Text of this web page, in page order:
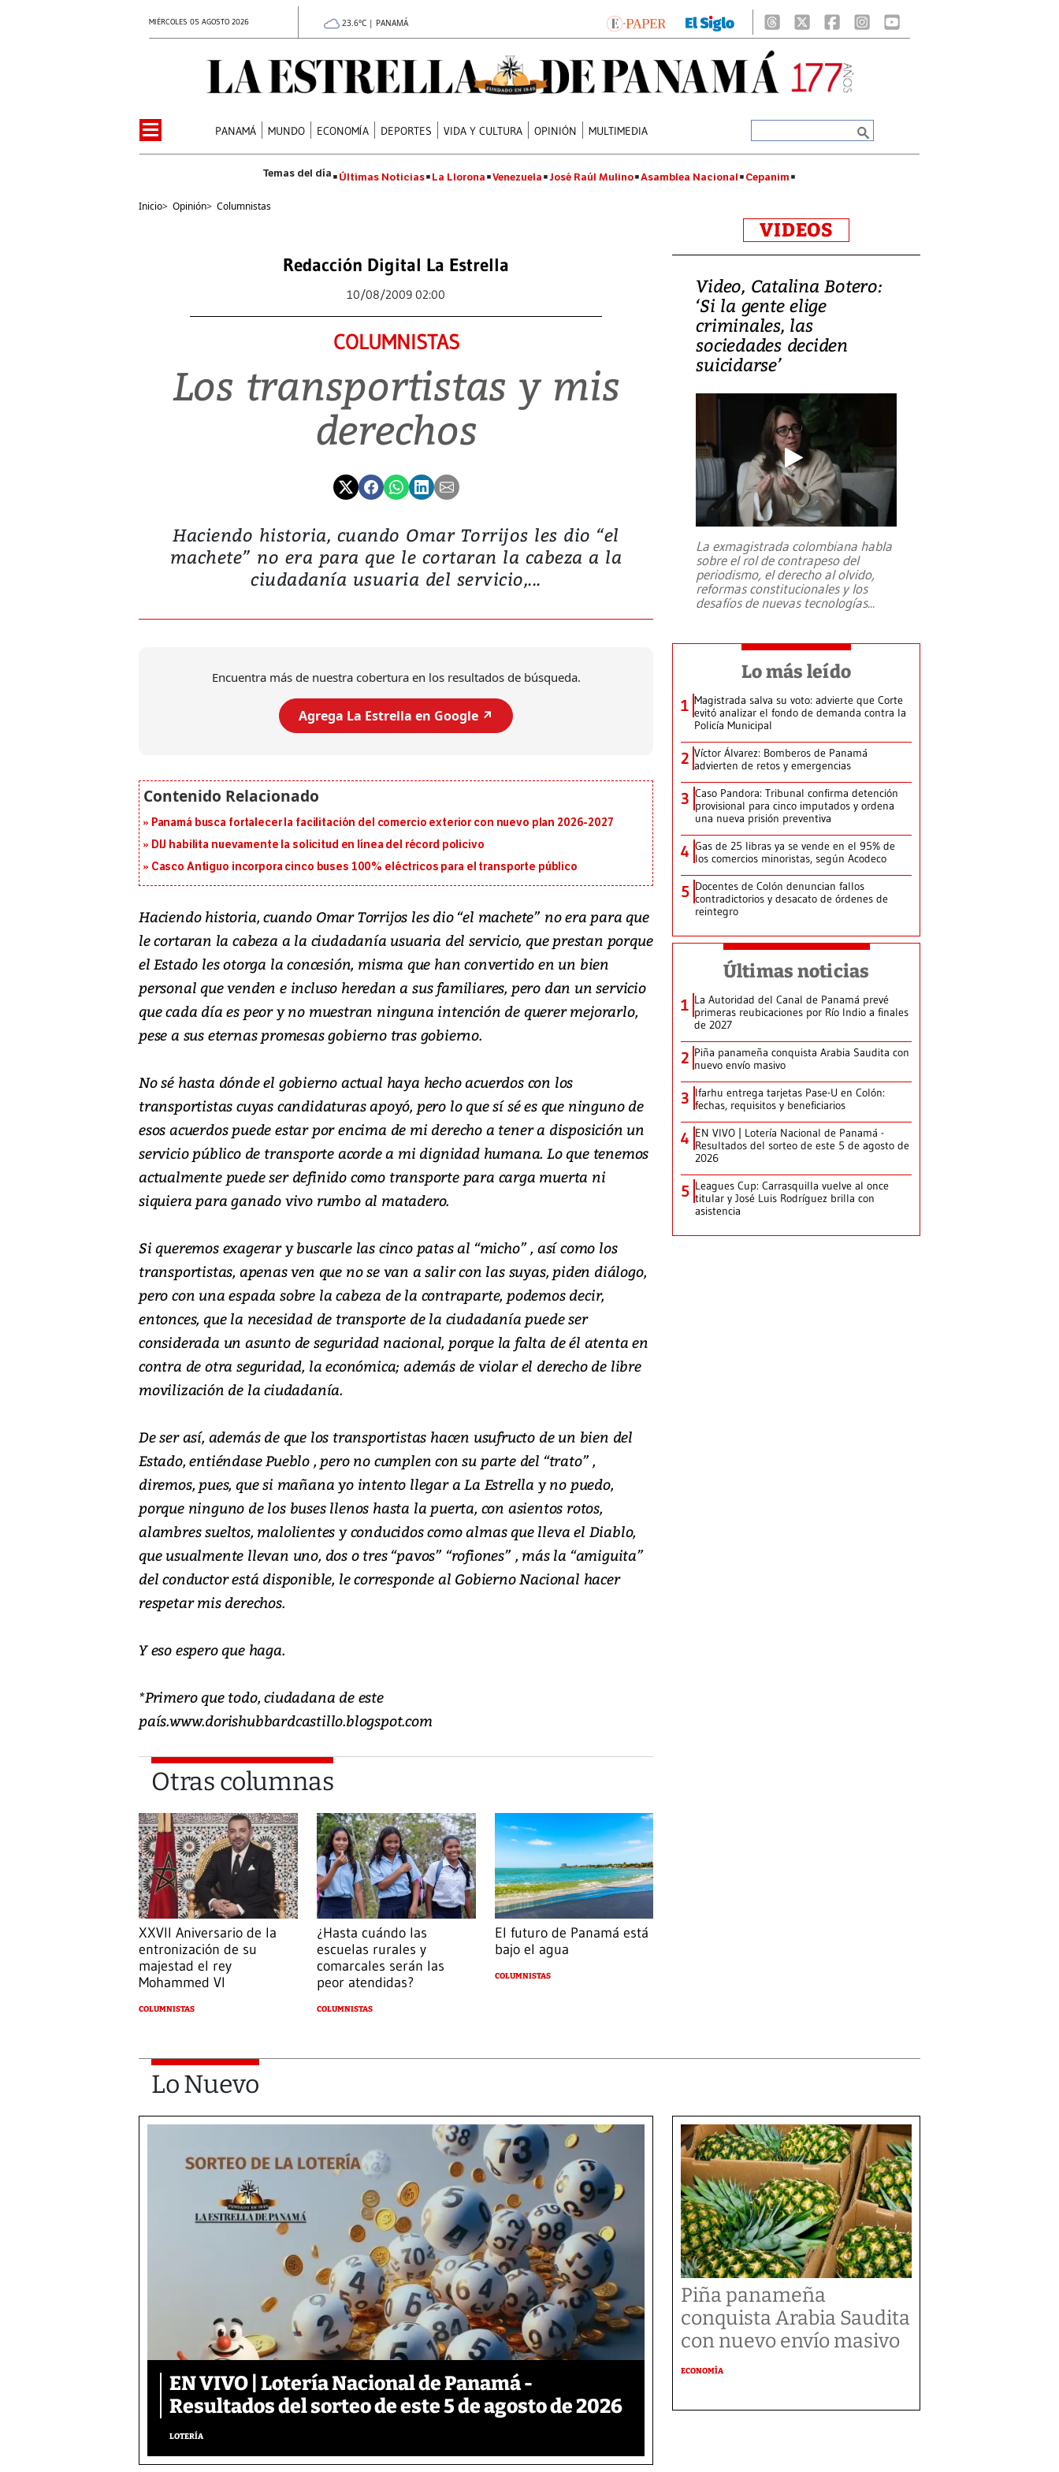
MIÉRCOLES 05 AGOSTO 2026 23.6°C | PANAMÁ
PANAMÁ MUNDO ECONOMÍA DEPORTES VIDA Y CULTURA OPINIÓN MULTIMEDIA
Últimas Noticias La Llorona Venezuela José Raúl Mulino Asamblea Nacional Cepanim
Inicio> Opinión> Columnistas
Redacción Digital La Estrella
10/08/2009 02:00
COLUMNISTAS
Los transportistas y mis
derechos
Haciendo historia, cuando Omar Torrijos les dio “el
machete” no era para que le cortaran la cabeza a la
ciudadanía usuaria del servicio,...
Encuentra más de nuestra cobertura en los resultados de búsqueda.
Agrega La Estrella en Google ↗️
Panamá busca fortalecer la facilitación del comercio exterior con nuevo plan 2026-2027
DIJ habilita nuevamente la solicitud en línea del récord policivo
Casco Antiguo incorpora cinco buses 100% eléctricos para el transporte público
Haciendo historia, cuando Omar Torrijos les dio “el machete” no era para que
le cortaran la cabeza a la ciudadanía usuaria del servicio, que prestan porque
el Estado les otorga la concesión, misma que han convertido en un bien
personal que venden e incluso heredan a sus familiares, pero dan un servicio
que cada día es peor y no muestran ninguna intención de querer mejorarlo,
pese a sus eternas promesas gobierno tras gobierno.
No sé hasta dónde el gobierno actual haya hecho acuerdos con los
transportistas cuyas candidaturas apoyó, pero lo que sí sé es que ninguno de
esos acuerdos puede estar por encima de mi derecho a tener a disposición un
servicio público de transporte acorde a mi dignidad humana. Lo que tenemos
actualmente puede ser definido como transporte para carga muerta ni
siquiera para ganado vivo rumbo al matadero.
Si queremos exagerar y buscarle las cinco patas al “micho” , así como los
transportistas, apenas ven que no se van a salir con las suyas, piden diálogo,
pero con una espada sobre la cabeza de la contraparte, podemos decir,
entonces, que la necesidad de transporte de la ciudadanía puede ser
considerada un asunto de seguridad nacional, porque la falta de él atenta en
contra de otra seguridad, la económica; además de violar el derecho de libre
movilización de la ciudadanía.
De ser así, además de que los transportistas hacen usufructo de un bien del
Estado, entiéndase Pueblo , pero no cumplen con su parte del “trato” ,
diremos, pues, que si mañana yo intento llegar a La Estrella y no puedo,
porque ninguno de los buses llenos hasta la puerta, con asientos rotos,
alambres sueltos, malolientes y conducidos como almas que lleva el Diablo,
que usualmente llevan uno, dos o tres “pavos” “rofiones” , más la “amiguita”
del conductor está disponible, le corresponde al Gobierno Nacional hacer
respetar mis derechos.
Y eso espero que haga.
*Primero que todo, ciudadana de este
país.www.dorishubbardcastillo.blogspot.com
Otras columnas
XXVII Aniversario de la
entronización de su
majestad el rey
Mohammed VI
COLUMNISTAS
¿Hasta cuándo las
escuelas rurales y
comarcales serán las
peor atendidas?
COLUMNISTAS
El futuro de Panamá está
bajo el agua
COLUMNISTAS
VIDEOS
Video, Catalina Botero:
‘Si la gente elige
criminales, las
sociedades deciden
suicidarse’
La exmagistrada colombiana habla
sobre el rol de contrapeso del
periodismo, el derecho al olvido,
reformas constitucionales y los
desafíos de nuevas tecnologías...
Lo más leído
1 Magistrada salva su voto: advierte que Corte
evitó analizar el fondo de demanda contra la
Policía Municipal
2 Víctor Álvarez: Bomberos de Panamá
advierten de retos y emergencias
3 Caso Pandora: Tribunal confirma detención
provisional para cinco imputados y ordena
una nueva prisión preventiva
4 Gas de 25 libras ya se vende en el 95% de
los comercios minoristas, según Acodeco
5 Docentes de Colón denuncian fallos
contradictorios y desacato de órdenes de
reintegro
Últimas noticias
1 La Autoridad del Canal de Panamá prevé
primeras reubicaciones por Río Indio a finales
de 2027
2 Piña panameña conquista Arabia Saudita con
nuevo envío masivo
3 Ifarhu entrega tarjetas Pase-U en Colón:
fechas, requisitos y beneficiarios
4 EN VIVO | Lotería Nacional de Panamá -
Resultados del sorteo de este 5 de agosto de
2026
5 Leagues Cup: Carrasquilla vuelve al once
titular y José Luis Rodríguez brilla con
asistencia
Lo Nuevo
EN VIVO | Lotería Nacional de Panamá -
Resultados del sorteo de este 5 de agosto de 2026
LOTERÍA
Piña panameña
conquista Arabia Saudita
con nuevo envío masivo
ECONOMÍA